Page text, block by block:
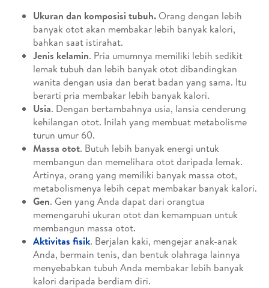
Ukuran dan komposisi tubuh. Orang dengan lebih
banyak otot akan membakar lebih banyak kalori,
bahkan saat istirahat.
Jenis kelamin. Pria umumnya memiliki lebih sedikit
lemak tubuh dan lebih banyak otot dibandingkan
wanita dengan usia dan berat badan yang sama. Itu
berarti pria membakar lebih banyak kalori.
Usia. Dengan bertambahnya usia, lansia cenderung
kehilangan otot. Inilah yang membuat metabolisme
turun umur 60.
Massa otot. Butuh lebih banyak energi untuk
membangun dan memelihara otot daripada lemak.
Artinya, orang yang memiliki banyak massa otot,
metabolismenya lebih cepat membakar banyak kalori.
Gen. Gen yang Anda dapat dari orangtua
memengaruhi ukuran otot dan kemampuan untuk
membangun massa otot.
Aktivitas fisik. Berjalan kaki, mengejar anak-anak
Anda, bermain tenis, dan bentuk olahraga lainnya
menyebabkan tubuh Anda membakar lebih banyak
kalori daripada berdiam diri.